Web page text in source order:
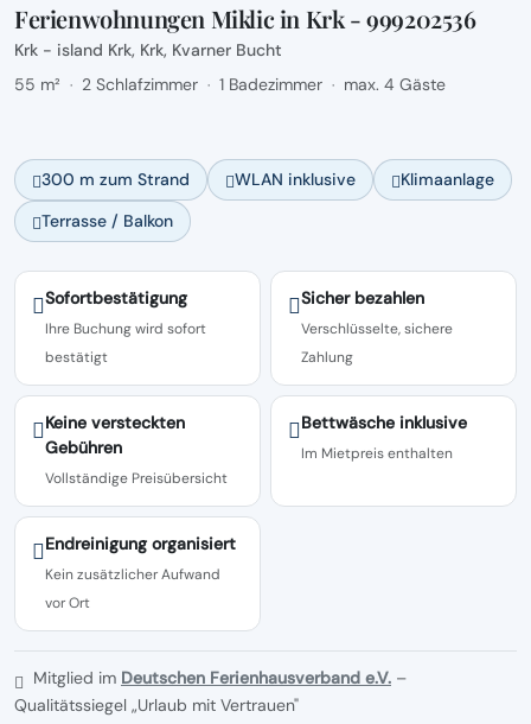
Ferienwohnungen Miklic in Krk - 999202536
Krk - island Krk, Krk, Kvarner Bucht
55 m² · 2 Schlafzimmer · 1 Badezimmer · max. 4 Gäste
300 m zum Strand WLAN inklusive
Klimaanlage
Terrasse / Balkon
Sofortbestätigung
Ihre Buchung wird sofort
bestätigt
Sicher bezahlen
Verschlüsselte, sichere
Zahlung
Keine versteckten
Gebühren
Vollständige Preisübersicht
Bettwäsche inklusive
Im Mietpreis enthalten
Endreinigung organisiert
Kein zusätzlicher Aufwand
vor Ort
Mitglied im Deutschen Ferienhausverband e.V. –
Qualitätssiegel „Urlaub mit Vertrauen"